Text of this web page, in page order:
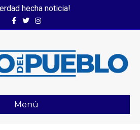
hecha noticia!
FacebookTwitterInstagram
Menú